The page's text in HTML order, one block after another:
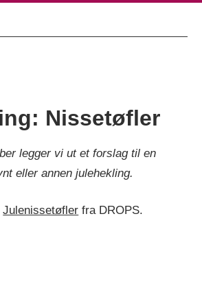
Nissetøfler
legger vi ut et forslag til en
eller annen julehekling.
Julenissetøfler fra DROPS.